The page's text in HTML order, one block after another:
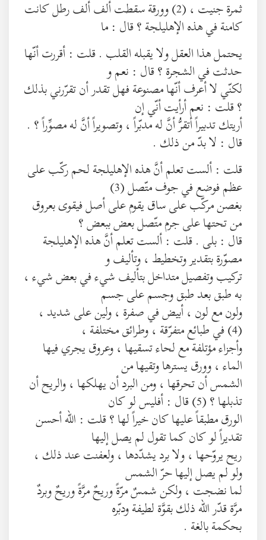
ثمرة جنيت ، (2) وورقة سقطت ألف ألف رطل كانت
كامنة في هذه الإهليلجة ؟ قال : ما
يحتمل هذا العقل ولا يقبله القلب . قلت : أقررت أنّها
حدثت في الشجرة ؟ قال : نعم و
لكنّي لا أعرف أنّها مصنوعة فهل تقدر أن تقرّرني بذلك
؟ قلت : نعم أرأيت أنّي إن
أريتك تدبيراً أتقرُّ أنَّ له مدبّراً ، وتصويراً أنَّ له مصوِّراً ؟ .
قال : لا بدّ من ذلك .
قلت : ألست تعلم أنَّ هذه الإهليلجة لحم ركّب على
عظم فوضع في جوف متّصل (3)
بغصن مركّب على ساق يقوم على أصل فيقوى بعروق
من تحتها على جرم متّصل بعض ببعض ؟
قال : بلى . قلت : ألست تعلم أنَّ هذه الإهليلجة
مصوّرة بتقدير وتخطيط ، وتأليف و
تركيب وتفصيل متداخل بتأليف شيء في بعض شيء ،
به طبق بعد طبق وجسم على جسم
ولون مع لون ، أبيض في صفرة ، ولين على شديد ،
(4) في طبائع متفرّقة ، وطرائق مختلفة ،
وأجزاء مؤتلفة مع لحاء تسقيها ، وعروق يجري فيها
الماء ، وورق يسترها وتقيها من
الشمس أن تحرقها ، ومن البرد أن يهلكها ، والريح أن
تذبلها ؟ (5) قال : أفليس لو كان
الورق مطبقاً عليها كان خيراً لها ؟ قلت : الله أحسن
تقديراً لو كان كما تقول لم يصل إليها
ريح يروّحها ، ولا برد يشدّدها ، ولعفنت عند ذلك ،
ولو لم يصل إليها حرّ الشمس
لما نضجت ، ولكن شمسٌ مرّةً وريحٌ مرَّةً وريحٌ وبردٌ
مرَّة قدّر الله ذلك بقوَّة لطيفة ودبّره
بحكمة بالغة .